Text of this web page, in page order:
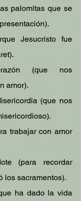
palomitas que se
Jesucristo fue
(que nos
amor).
(que nos
trabajar con amor
(para recordar
los sacramentos).
ha dado la vida